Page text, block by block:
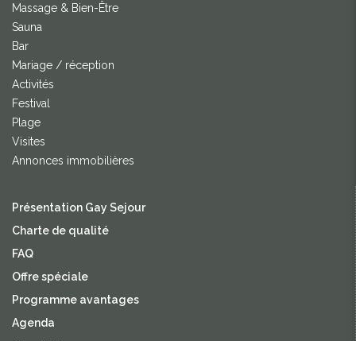
Massage & Bien-Être
Sauna
Bar
Mariage / réception
Activités
Festival
Plage
Visites
Annonces immobilières
Présentation Gay Sejour
Charte de qualité
FAQ
Offre spéciale
Programme avantages
Agenda